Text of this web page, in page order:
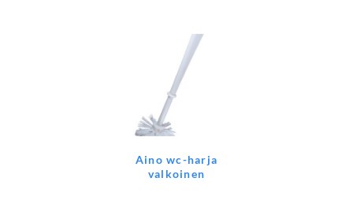
Aino wc-harja
valkoinen